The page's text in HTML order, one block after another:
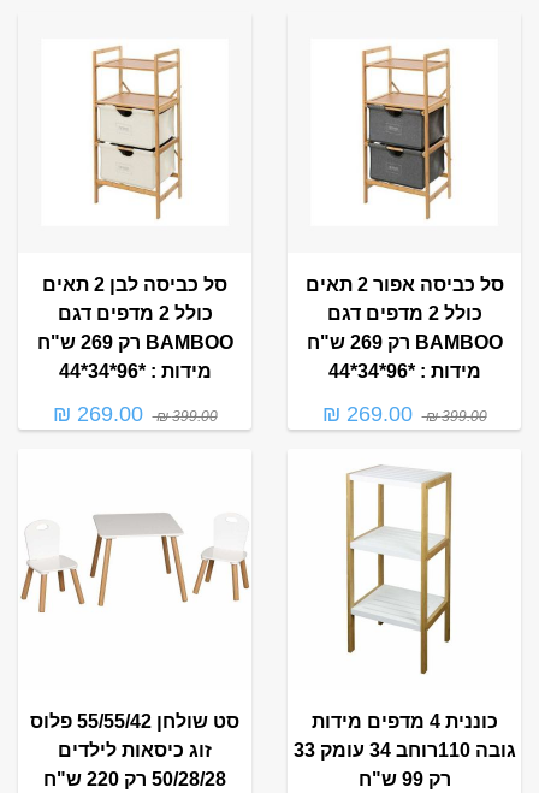
סל כביסה אפור 2 תאים
כולל 2 מדפים דגם
BAMBOO רק 269 ש"ח
מידות : *96*34*44
399.00 ₪
269.00 ₪
סל כביסה לבן 2 תאים
כולל 2 מדפים דגם
BAMBOO רק 269 ש"ח
מידות : *96*34*44
399.00 ₪
269.00 ₪
כוננית 4 מדפים מידות
גובה 110רוחב 34 עומק 33
רק 99 ש"ח
סט שולחן 55/55/42 פלוס
זוג כיסאות לילדים
50/28/28 רק 220 ש"ח